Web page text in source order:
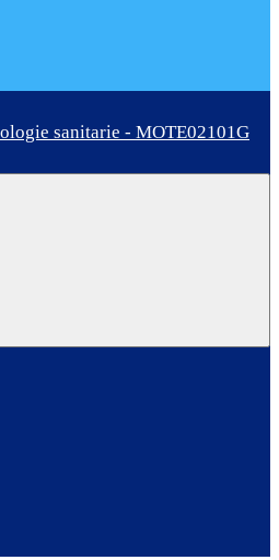
sanitarie - MOTE02101G